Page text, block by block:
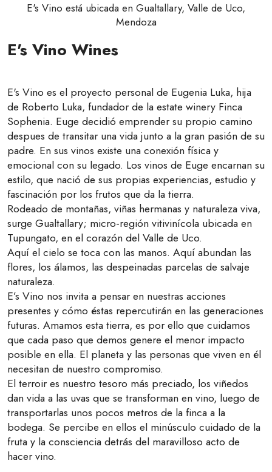
E's Vino está ubicada en Gualtallary, Valle de Uco,
Mendoza
E's Vino Wines
E's Vino es el proyecto personal de Eugenia Luka, hija
de Roberto Luka, fundador de la estate winery Finca
Sophenia. Euge decidió emprender su propio camino
despues de transitar una vida junto a la gran pasión de su
padre. En sus vinos existe una conexión física y
emocional con su legado. Los vinos de Euge encarnan su
estilo, que nació de sus propias experiencias, estudio y
fascinación por los frutos que da la tierra.
Rodeado de montañas, viñas hermanas y naturaleza viva,
surge Gualtallary; micro-región vitivinícola ubicada en
Tupungato, en el corazón del Valle de Uco.
Aquí el cielo se toca con las manos. Aquí abundan las
flores, los álamos, las despeinadas parcelas de salvaje
naturaleza.
E’s Vino nos invita a pensar en nuestras acciones
presentes y cómo éstas repercutirán en las generaciones
futuras. Amamos esta tierra, es por ello que cuidamos
que cada paso que demos genere el menor impacto
posible en ella. El planeta y las personas que viven en él
necesitan de nuestro compromiso.
El terroir es nuestro tesoro más preciado, los viñedos
dan vida a las uvas que se transforman en vino, luego de
transportarlas unos pocos metros de la finca a la
bodega. Se percibe en ellos el minúsculo cuidado de la
fruta y la consciencia detrás del maravilloso acto de
hacer vino.